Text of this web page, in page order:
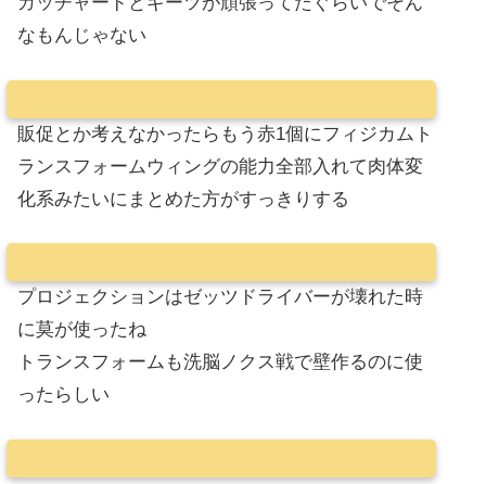
なもんじゃない
販促とか考えなかったらもう赤1個にフィジカムト
ランスフォームウィングの能力全部入れて肉体変
化系みたいにまとめた方がすっきりする
プロジェクションはゼッツドライバーが壊れた時
に莫が使ったね
トランスフォームも洗脳ノクス戦で壁作るのに使
ったらしい